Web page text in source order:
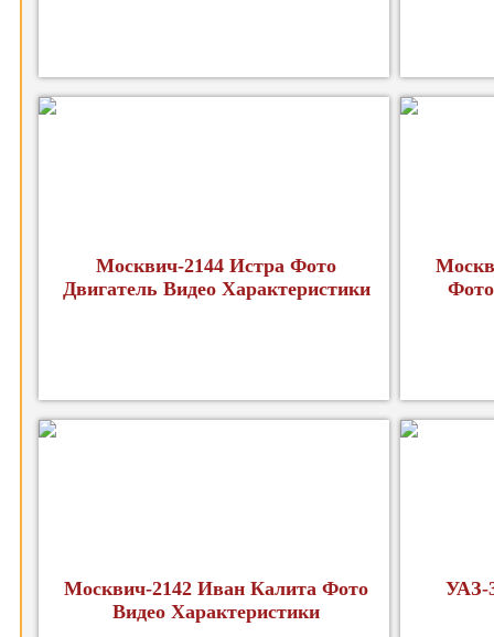
Москвич-2144 Истра Фото
Двигатель Видео Характеристики
Москвич-2142 Иван Калита Фото
Видео Характеристики
УАЗ-